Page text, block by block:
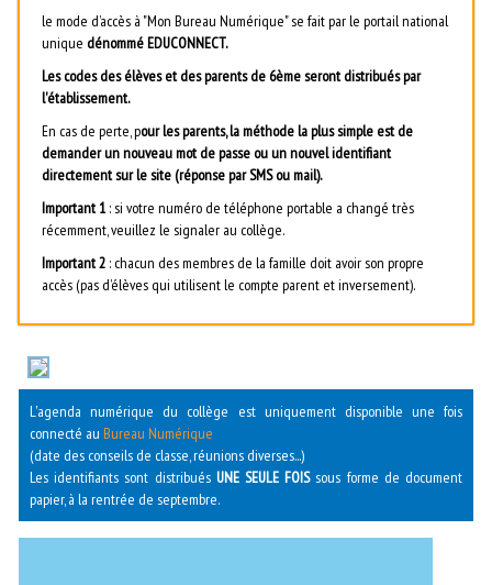
le mode d’accès à "Mon Bureau Numérique" se fait par le portail national
unique dénommé EDUCONNECT.
Les codes des élèves et des parents de 6ème seront distribués par
l'établissement.
En cas de perte, pour les parents, la méthode la plus simple est de
demander un nouveau mot de passe ou un nouvel identifiant
directement sur le site (réponse par SMS ou mail).
Important 1 : si votre numéro de téléphone portable a changé très
récemment, veuillez le signaler au collège.
Important 2 : chacun des membres de la famille doit avoir son propre
accès (pas d’élèves qui utilisent le compte parent et inversement).
L'agenda numérique du collège est uniquement disponible une fois
connecté au Bureau Numérique
(date des conseils de classe, réunions diverses...)
Les identifiants sont distribués UNE SEULE FOISsous forme de document
papier, à la rentrée de septembre.